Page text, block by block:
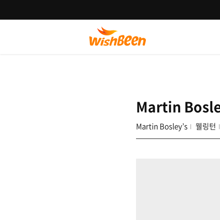
Martin
Martin Bosley’s 웰링턴